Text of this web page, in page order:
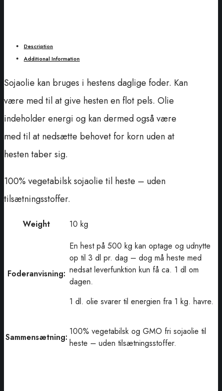
Description
Additional Information
Sojaolie kan bruges i hestens daglige foder. Kan
være med til at give hesten en flot pels. Olie
indeholder energi og kan dermed også være
med til at nedsætte behovet for korn uden at
hesten taber sig.
100% vegetabilsk sojaolie til heste – uden
tilsætningsstoffer.
Weight 10 kg
Foderanvisning:
En hest på 500 kg kan optage og udnytte
op til 3 dl pr. dag – dog må heste med
nedsat leverfunktion kun få ca. 1 dl om
dagen.
1 dl. olie svarer til energien fra 1 kg. havre.
Sammensætning:
100% vegetabilsk og GMO fri sojaolie til
heste – uden tilsætningsstoffer.